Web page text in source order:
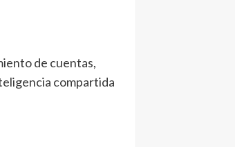
de cuentas,
compartida